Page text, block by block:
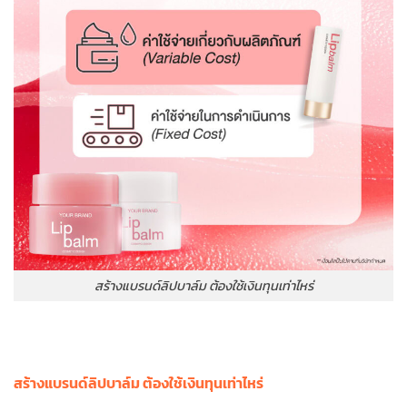
สร้างแบรนด์ลิปบาล์ม ต้องใช้เงินทุนเท่าไหร่
สร้างแบรนด์ลิปบาล์ม ต้องใช้เงินทุนเท่าไหร่